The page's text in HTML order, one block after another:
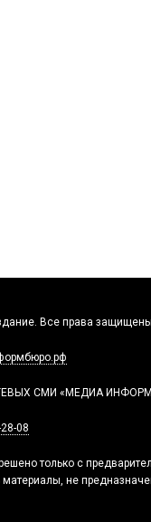
Все права
СМИ «МЕДИА
08
только с
не